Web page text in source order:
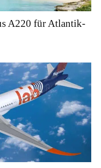
A220 für Atlantik-